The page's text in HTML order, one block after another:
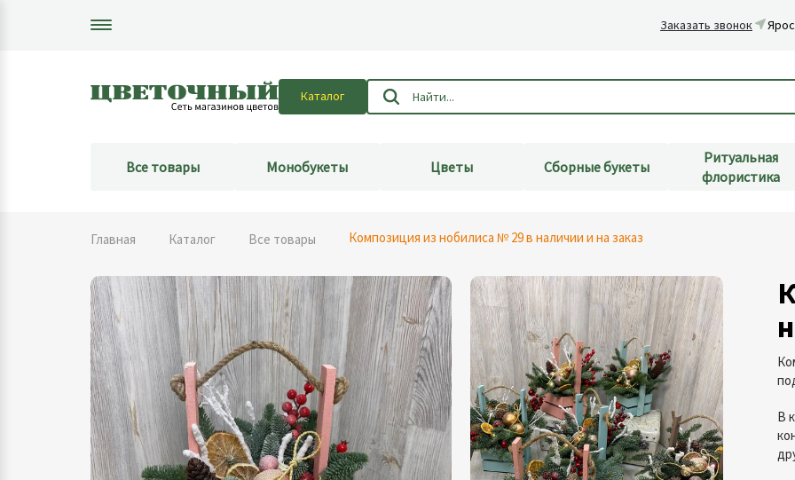
Заказать звонок
Каталог
Все товары Монобукеты Цветы Сборные букеты
Ритуальная
флористика
Главная Каталог Все товары Композиция из нобилиса № 29 в наличии и на заказ
В